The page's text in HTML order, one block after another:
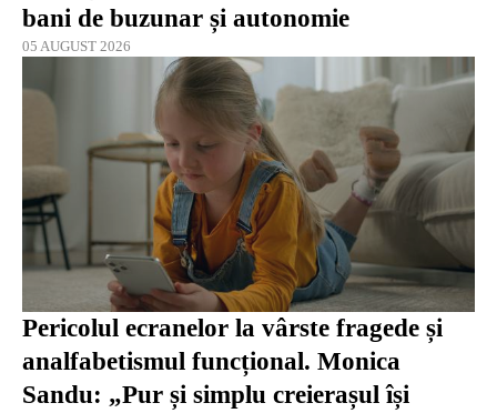
bani de buzunar și autonomie
05 AUGUST 2026
Pericolul ecranelor la vârste fragede și
analfabetismul funcțional. Monica
Sandu: „Pur și simplu creierașul își